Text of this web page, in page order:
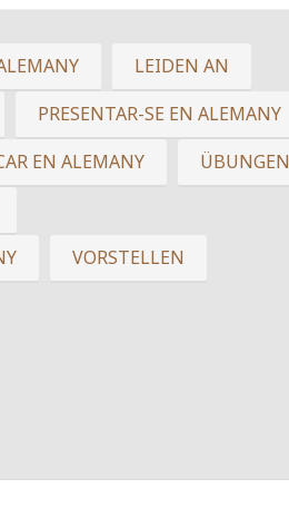
LEIDEN AN
PRESENTAR-SE EN ALEMANY
EN ALEMANY
ÜBUNGEN
VORSTELLEN